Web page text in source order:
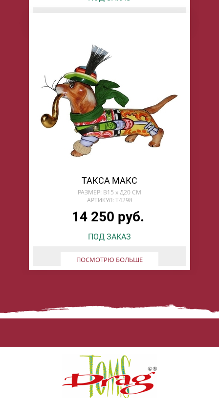
ТАКСА МАКС
РАЗМЕР: В15 х Д20 СМ
АРТИКУЛ: T4298
14 250 руб.
ПОД ЗАКАЗ
БУДУ ЖДАТЬ
ПОСМОТРЮ БОЛЬШЕ